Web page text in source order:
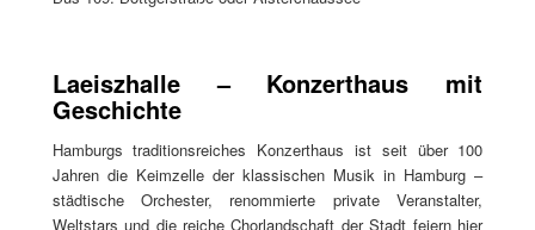
Laeiszhalle – Konzerthaus mit
Geschichte
Hamburgs traditionsreiches Konzerthaus ist seit über 100
Jahren die Keimzelle der klassischen Musik in Hamburg –
städtische Orchester, renommierte private Veranstalter,
Weltstars und die reiche Chorlandschaft der Stadt feiern hier